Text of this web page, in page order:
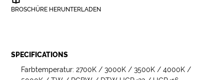
BROSCHÜRE HERUNTERLADEN
SPECIFICATIONS
Farbtemperatur: 2700K / 3000K / 3500K / 4000K /